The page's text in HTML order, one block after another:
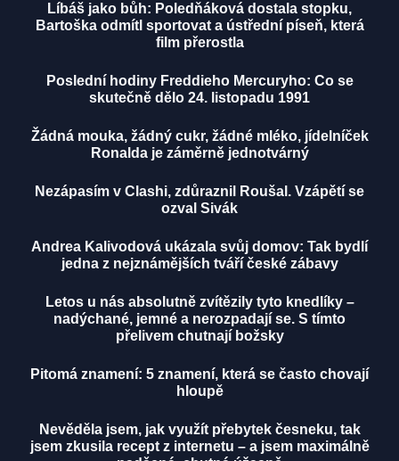
Líbáš jako bůh: Poledňáková dostala stopku,
Bartoška odmítl sportovat a ústřední píseň, která
film přerostla
Poslední hodiny Freddieho Mercuryho: Co se
skutečně dělo 24. listopadu 1991
Žádná mouka, žádný cukr, žádné mléko, jídelníček
Ronalda je záměrně jednotvárný
Nezápasím v Clashi, zdůraznil Roušal. Vzápětí se
ozval Sivák
Andrea Kalivodová ukázala svůj domov: Tak bydlí
jedna z nejznámějších tváří české zábavy
Letos u nás absolutně zvítězily tyto knedlíky –
nadýchané, jemné a nerozpadají se. S tímto
přelivem chutnají božsky
Pitomá znamení: 5 znamení, která se často chovají
hloupě
Nevěděla jsem, jak využít přebytek česneku, tak
jsem zkusila recept z internetu – a jsem maximálně